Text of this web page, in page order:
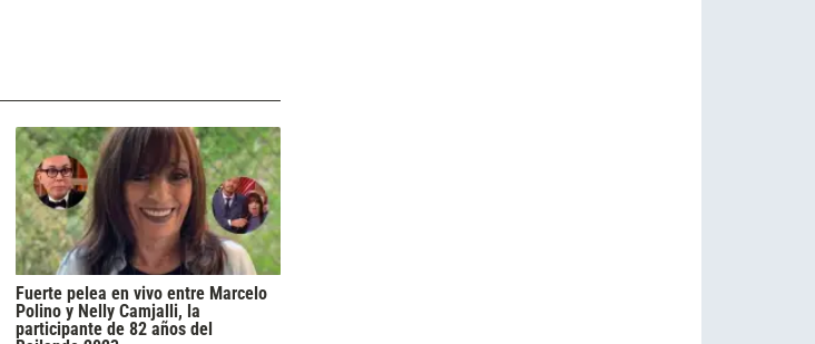
Fuerte pelea en vivo entre Marcelo
Polino y Nelly Camjalli, la
participante de 82 años del